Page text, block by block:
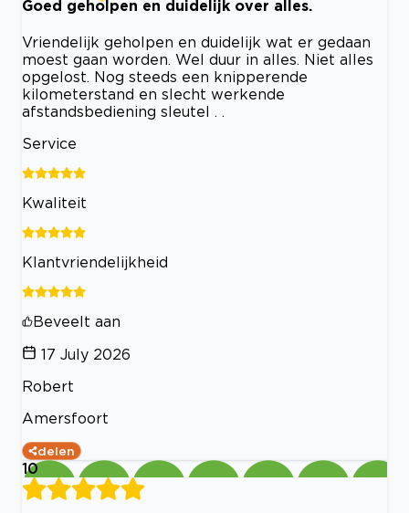
Goed geholpen en duidelijk over alles.
Vriendelijk geholpen en duidelijk wat er gedaan
moest gaan worden. Wel duur in alles. Niet alles
opgelost. Nog steeds een knipperende
kilometerstand en slecht werkende
afstandsbediening sleutel . .
Service
Kwaliteit
Klantvriendelijkheid
Beveelt aan
17 July 2026
Robert
Amersfoort
delen
10